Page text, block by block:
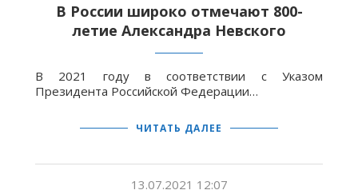
В России широко отмечают 800-
летие Александра Невского
В 2021 году в соответствии с Указом
Президента Российской Федерации…
ЧИТАТЬ ДАЛЕЕ
13.07.2021 12:07